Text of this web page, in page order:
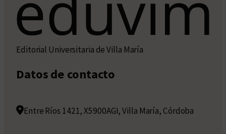
Editorial Universitaria de Villa María
Datos de contacto
Entre Ríos 1421, X5900AGI, Villa María, Córdoba